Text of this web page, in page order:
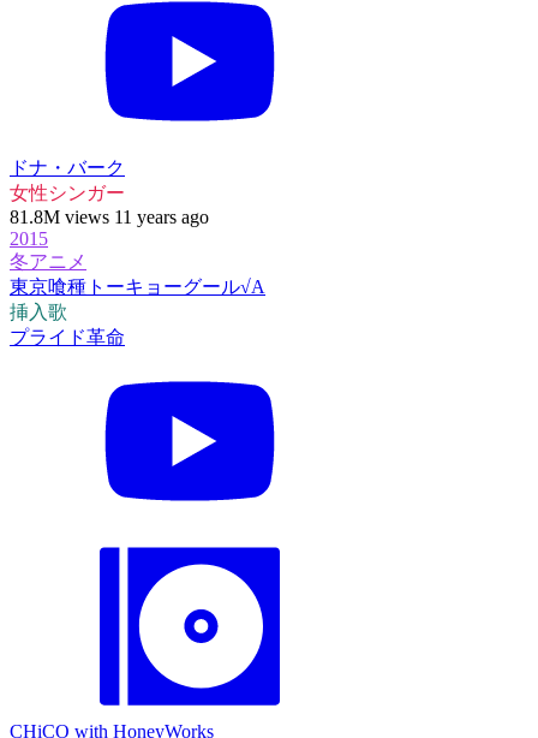
ドナ・バーク
女性シンガー
81.8M views 11 years ago
2015
冬アニメ
東京喰種トーキョーグール√A
挿入歌
プライド革命
CHiCO with HoneyWorks